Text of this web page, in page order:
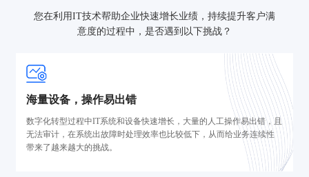
您在利用IT技术帮助企业快速增长业绩，持续提升客户满
意度的过程中，是否遇到以下挑战？
海量设备，操作易出错
数字化转型过程中IT系统和设备快速增长，大量的人工操作易出错，且
无法审计，在系统出故障时处理效率也比较低下，从而给业务连续性
带来了越来越大的挑战。